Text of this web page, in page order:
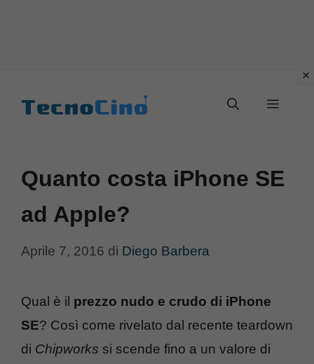
Menu
Quanto costa iPhone SE
ad Apple?
Aprile 7, 2016 di Diego Barbera
Qual è il prezzo nudo e crudo di iPhone
SE? Così come rivelato dal recente teardown
di Chipworks si scende fino a un valore di